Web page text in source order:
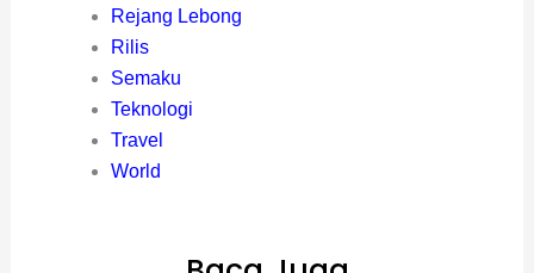
Rejang Lebong
Rilis
Semaku
Teknologi
Travel
World